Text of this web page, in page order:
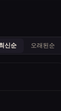
신순 오래된순